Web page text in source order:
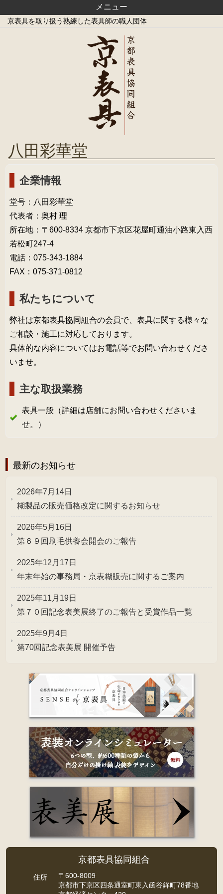
京表具を取り扱う熟練した表具師の職人団体
八田彩華堂
企業情報
堂号：八田彩華堂
代表者：奥村 理
所在地：〒600-8334 京都市下京区花屋町通油小路東入西
若松町247-4
電話：075-343-1884
FAX：075-371-0812
私たちについて
弊社は京都表具協同組合の会員で、表具に関する様々な
ご相談・施工に対応しております。
具体的な内容についてはお電話等でお問い合わせくださ
いませ。
主な取扱業務
表具一般（詳細は店舗にお問い合わせくださいま
せ。）
最新のお知らせ
2026年7月14日
糊製品の販売価格改定に関するお知らせ
2026年5月16日
第６９回刷毛供養会開会のご報告
2025年12月17日
年末年始の事務局・京表糊販売に関するご案内
2025年11月19日
第７０回記念表美展終了のご報告と受賞作品一覧
2025年9月4日
第70回記念表美展 開催予告
京都表具協同組合
住所
〒600-8009
京都市下京区四条通室町東入函谷鉾町78番地